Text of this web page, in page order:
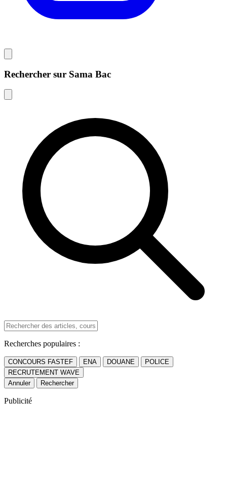
Rechercher sur Sama Bac
Recherches populaires :
CONCOURS FASTEF ENA DOUANE
POLICE
RECRUTEMENT WAVE
Annuler
Rechercher
Publicité